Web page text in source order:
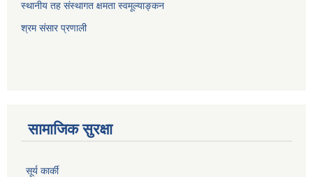
स्थानीय तह संस्थागत क्षमता स्वमूल्याङ्कन
श्रम संसार प्रणाली
सामाजिक सुरक्षा
सूर्य कार्की